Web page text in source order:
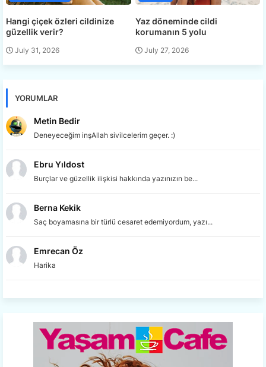
Hangi çiçek özleri cildinize
güzellik verir?
July 31, 2026
Yaz döneminde cildi
korumanın 5 yolu
July 27, 2026
YORUMLAR
Metin Bedir
Deneyeceğim inşAllah sivilcelerim geçer. :)
Ebru Yıldost
Burçlar ve güzellik ilişkisi hakkında yazınızın be...
Berna Kekik
Saç boyamasına bir türlü cesaret edemiyordum, yazı...
Emrecan Öz
Harika